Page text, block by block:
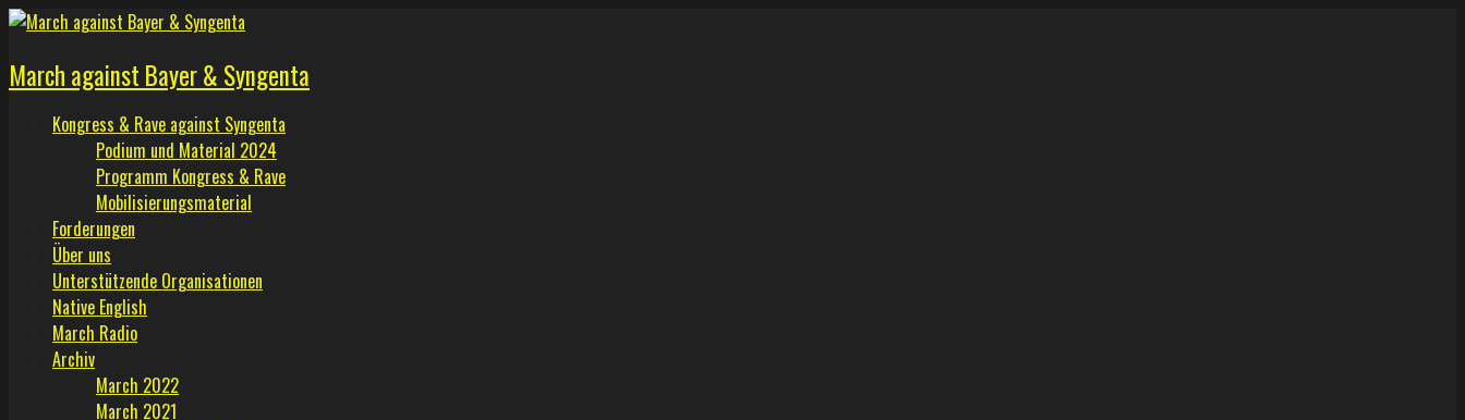
Skip
content
March against Bayer & Syngenta
Kongress & Rave against Syngenta
Podium und Material 2024
Programm Kongress & Rave
Mobilisierungsmaterial
Forderungen
Über uns
Unterstützende Organisationen
Native English
March Radio
Archiv
March 2022
March 2021